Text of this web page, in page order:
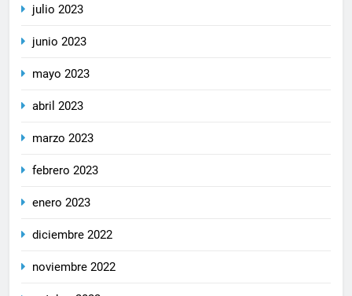
julio 2023
junio 2023
mayo 2023
abril 2023
marzo 2023
febrero 2023
enero 2023
diciembre 2022
noviembre 2022